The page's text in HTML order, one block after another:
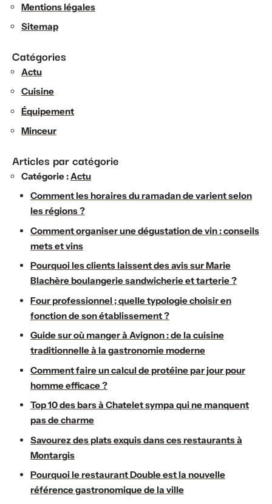
Mentions légales
Sitemap
Catégories
Actu
Cuisine
Équipement
Minceur
Articles par catégorie
Catégorie :Actu
Comment les horaires du ramadan de varient selon
les régions ?
Comment organiser une dégustation de vin : conseils
mets et vins
Pourquoi les clients laissent des avis sur Marie
Blachère boulangerie sandwicherie et tarterie ?
Four professionnel ; quelle typologie choisir en
fonction de son établissement ?
Guide sur où manger à Avignon : de la cuisine
traditionnelle à la gastronomie moderne
Comment faire un calcul de protéine par jour pour
homme efficace ?
Top 10 des bars à Chatelet sympa qui ne manquent
pas de charme
Savourez des plats exquis dans ces restaurants à
Montargis
Pourquoi le restaurant Double est la nouvelle
référence gastronomique de la ville